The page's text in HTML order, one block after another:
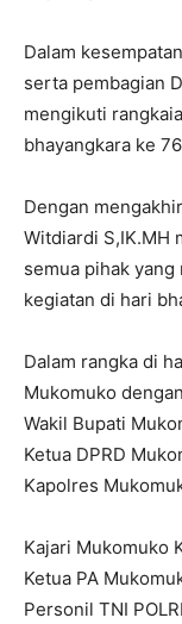
Dalam
serta pembagian
mengikuti
bhayangkara ke
Dengan
Witdiardi S,IK.MH
semua pihak
kegiatan di hari
Dalam rangka di
Mukomuko
Wakil Bupati
Ketua DPRD
Kapolres
Kajari Mukomuko
Ketua PA
Personil TNI POLRI